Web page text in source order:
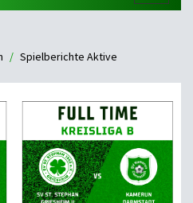
Spielberichte Aktive